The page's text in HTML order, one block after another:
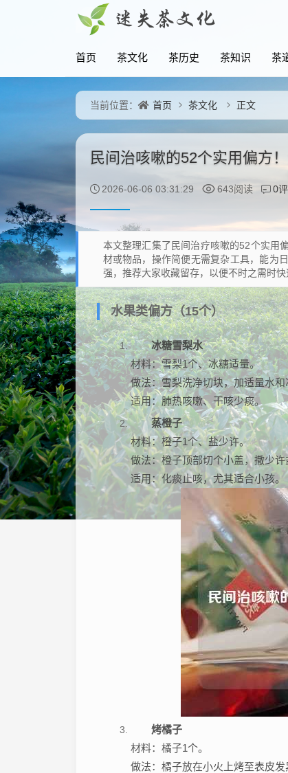
首页 茶文化 茶历史 茶知识 茶
当前位置： 首页 茶文化 正文
民间治咳嗽的52个实用偏方
2026-06-06 03:31:29 643阅读 0
本文整理汇集了民间治疗咳嗽的52个实用
材或物品，操作简便无需复杂工具，能为
强，推荐大家收藏留存，以便不时之需时快
水果类偏方（15个）
冰糖雪梨水
材料：雪梨1个、冰糖适量。
做法：雪梨洗净切块，加适量水
适用：肺热咳嗽、干咳少痰。
蒸橙子
材料：橙子1个、盐少许。
做法：橙子顶部切个小盖，撒少
适用：化痰止咳，尤其适合小孩。
烤橘子
材料：橘子1个。
做法：橘子放在小火上烤至表皮发